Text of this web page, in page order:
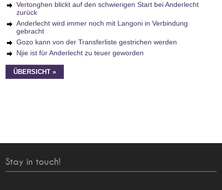
Vertonghen blickt auf den schwierigen Start bei Anderlecht
zurück
Anderlecht wird immer noch mit Langoni in Verbindung
gebracht
Gozo kann von der Transferliste gestrichen werden
Njie ist für Anderlecht zu teuer geworden
ÜBERSICHT »
Stay in touch!